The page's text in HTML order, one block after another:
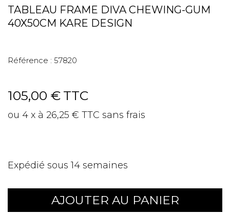
TABLEAU FRAME DIVA CHEWING-GUM
40X50CM KARE DESIGN
Référence : 57820
105,00 € TTC
ou 4 x à 26,25 € TTC sans frais
Expédié sous 14 semaines
AJOUTER AU PANIER